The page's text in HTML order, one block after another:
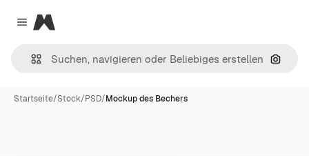
Close menu
Magnific
Nach
Startseite/Stock/PSD/Mockup des Bechers